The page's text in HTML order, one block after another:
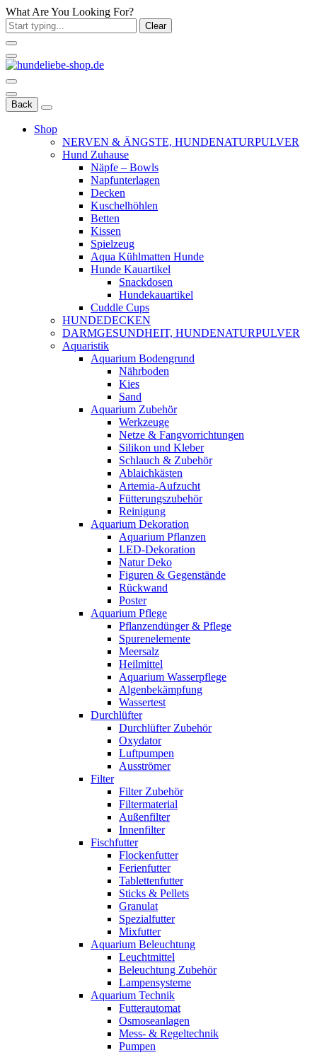
What Are You Looking For?
Clear
Back
Shop
NERVEN & ÄNGSTE, HUNDENATURPULVER
Hund Zuhause
Näpfe – Bowls
Napfunterlagen
Decken
Kuschelhöhlen
Betten
Kissen
Spielzeug
Aqua Kühlmatten Hunde
Hunde Kauartikel
Snackdosen
Hundekauartikel
Cuddle Cups
HUNDEDECKEN
DARMGESUNDHEIT, HUNDENATURPULVER
Aquaristik
Aquarium Bodengrund
Nährboden
Kies
Sand
Aquarium Zubehör
Werkzeuge
Netze & Fangvorrichtungen
Silikon und Kleber
Schlauch & Zubehör
Ablaichkästen
Artemia-Aufzucht
Fütterungszubehör
Reinigung
Aquarium Dekoration
Aquarium Pflanzen
LED-Dekoration
Natur Deko
Figuren & Gegenstände
Rückwand
Poster
Aquarium Pflege
Pflanzendünger & Pflege
Spurenelemente
Meersalz
Heilmittel
Aquarium Wasserpflege
Algenbekämpfung
Wassertest
Durchlüfter
Durchlüfter Zubehör
Oxydator
Luftpumpen
Ausströmer
Filter
Filter Zubehör
Filtermaterial
Außenfilter
Innenfilter
Fischfutter
Flockenfutter
Ferienfutter
Tablettenfutter
Sticks & Pellets
Granulat
Spezialfutter
Mixfutter
Aquarium Beleuchtung
Leuchtmittel
Beleuchtung Zubehör
Lampensysteme
Aquarium Technik
Futterautomat
Osmoseanlagen
Mess- & Regeltechnik
Pumpen